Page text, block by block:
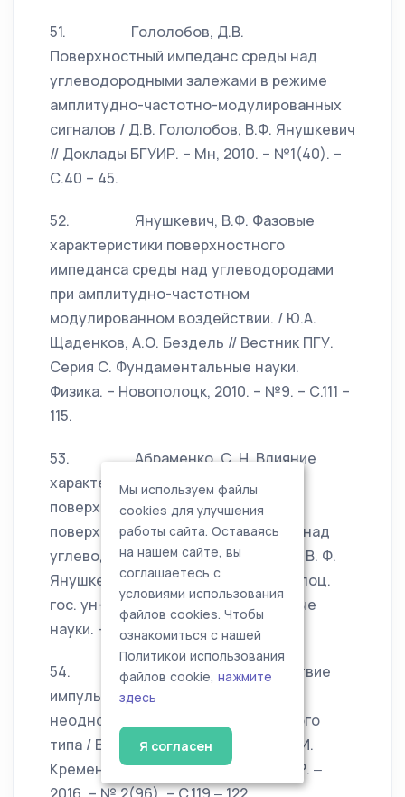
51. Гололобов, Д.В.
Поверхностный импеданс среды над
углеводородными залежами в режиме
амплитудно-частотно-модулированных
сигналов / Д.В. Гололобов, В.Ф. Янушкевич
// Доклады БГУИР. – Мн, 2010. – №1(40). –
С.40 – 45.
52. Янушкевич, В.Ф. Фазовые
характеристики поверхностного
импеданса среды над углеводородами
при амплитудно-частотном
модулированном воздействии. / Ю.А.
Щаденков, А.О. Бездель // Вестник ПГУ.
Серия С. Фундаментальные науки.
Физика. – Новополоцк, 2010. – №9. – С.111 –
115.
53. Абраменко, С. Н. Влияние
характеристик подстилающей
поверхности на компоненты
поверхностного импеданса среды над
углеводородами / С. Н. Абраменко, В. Ф.
Янушкевич, В. А. Богуш // Вестн. Полоц.
гос. ун-та. Сер. С. Фундаментальные
науки. – 2020. – № 4. – С. 36 – 42.
54. Заяц, Е.Ю. Взаимодействие
импульсной волны с анизотропной
неоднородностью плазмоподобного
типа / Е.Ю. Заяц, В.Ф. Янушкевич, К.И.
Кременя // – Минск: Доклады БГУИР. ‒
Мы используем файлы
cookies для улучшения
работы сайта. Оставаясь
на нашем сайте, вы
соглашаетесь с
условиями использования
файлов cookies. Чтобы
ознакомиться с нашей
Политикой использования
файлов cookie, нажмите
здесь
Я согласен